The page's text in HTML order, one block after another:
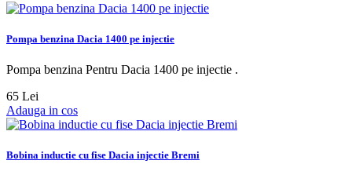
Pompa benzina Dacia 1400 pe injectie
Pompa benzina Pentru Dacia 1400 pe injectie .
65 Lei
Adauga in cos
Bobina inductie cu fise Dacia injectie Bremi